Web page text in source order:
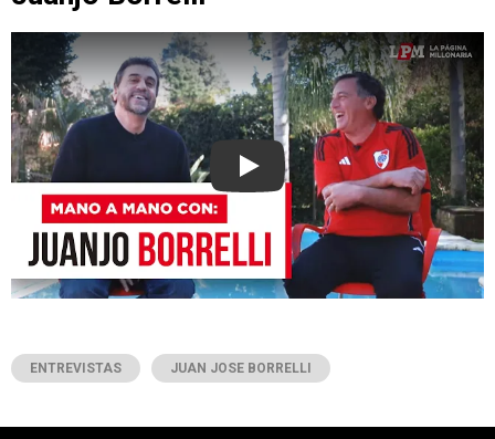
Play
ENTREVISTAS JUAN JOSE BORRELLI